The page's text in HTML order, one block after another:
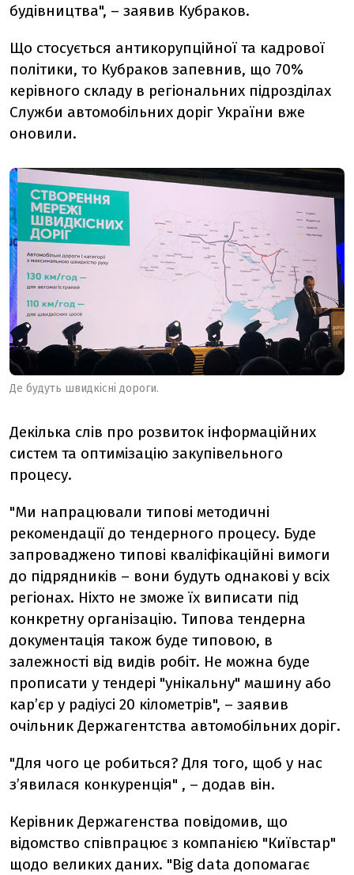
будівництва", – заявив Кубраков.
Що стосується антикорупційної та кадрової
політики, то Кубраков запевнив, що 70%
керівного складу в регіональних підрозділах
Служби автомобільних доріг України вже
оновили.
Де будуть швидкісні дороги.
Декілька слів про розвиток інформаційних
систем та оптимізацію закупівельного
процесу.
"Ми напрацювали типові методичні
рекомендації до тендерного процесу. Буде
запроваджено типові кваліфікаційні вимоги
до підрядників – вони будуть однакові у всіх
регіонах. Ніхто не зможе їх виписати під
конкретну організацію. Типова тендерна
документація також буде типовою, в
залежності від видів робіт. Не можна буде
прописати у тендері "унікальну" машину або
кар’єр у радіусі 20 кілометрів", – заявив
очільник Держагентства автомобільних доріг.
"Для чого це робиться? Для того, щоб у нас
з’явилася конкуренція" , – додав він.
Керівник Держагенства повідомив, що
відомство співпрацює з компанією "Київстар"
щодо великих даних. "Big data допомагає